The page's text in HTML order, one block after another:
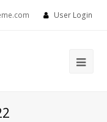
User Login